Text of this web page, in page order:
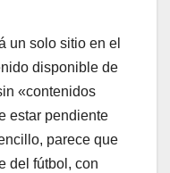
un solo sitio en el
disponible de
«contenidos
estar pendiente
parece que
del fútbol, con